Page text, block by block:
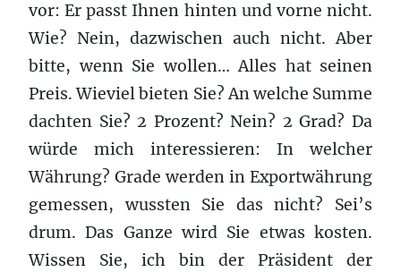
vor: Er passt Ihnen hinten und vorne nicht.
Wie? Nein, dazwischen auch nicht. Aber
bitte, wenn Sie wollen… Alles hat seinen
Preis. Wieviel bieten Sie? An welche Summe
dachten Sie? 2 Prozent? Nein? 2 Grad? Da
würde mich interessieren: In welcher
Währung? Grade werden in Exportwährung
gemessen, wussten Sie das nicht? Sei’s
drum. Das Ganze wird Sie etwas kosten.
Wissen Sie, ich bin der Präsident der